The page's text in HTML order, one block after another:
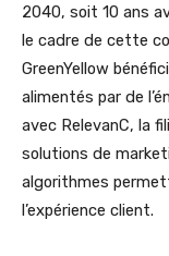
2040, soit 10 ans
le cadre de cette
GreenYellow
alimentés par de
avec RelevanC, la
solutions de
algorithmes
l’expérience client.